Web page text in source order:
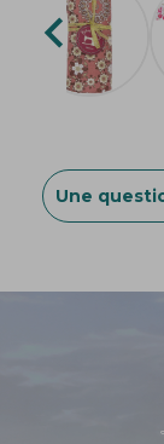

Une